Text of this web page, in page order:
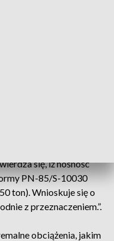
się, iż nośność
PN-85/S-10030
ton). Wnioskuje się o
z przeznaczeniem.”.
obciążenia, jakim